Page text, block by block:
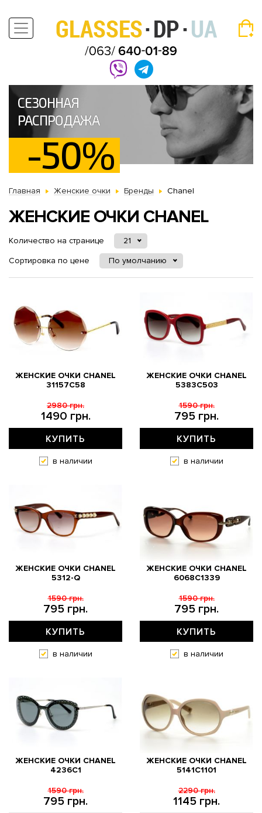
СЕЗОННАЯ
РАСПРОДАЖА
-50%
Главная Женские очки Бренды Chanel
ЖЕНСКИЕ ОЧКИ CHANEL
Количество на странице
21
Сортировка по цене
По умолчанию
ЖЕНСКИЕ ОЧКИ CHANEL
31157C58
1490 грн.
2980 грн.
КУПИТЬ
в наличии
ЖЕНСКИЕ ОЧКИ CHANEL
5383C503
795 грн.
1590 грн.
КУПИТЬ
в наличии
ЖЕНСКИЕ ОЧКИ CHANEL
5312-Q
795 грн.
1590 грн.
КУПИТЬ
в наличии
ЖЕНСКИЕ ОЧКИ CHANEL
6068C1339
795 грн.
1590 грн.
КУПИТЬ
в наличии
ЖЕНСКИЕ ОЧКИ CHANEL
4236C1
795 грн.
1590 грн.
ЖЕНСКИЕ ОЧКИ CHANEL
5141C1101
1145 грн.
2290 грн.